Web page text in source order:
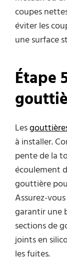
coupes
éviter les
une surface
Étape
Les
à installer.
pente de la
écoulement
gouttière
Assurez-
garantir une
sections de
joints en
les fuites.